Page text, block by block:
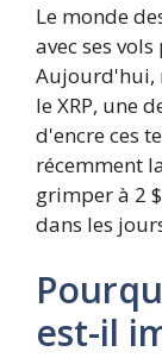
Le monde
avec ses
Aujourd'hui,
le XRP, une
d'encre ces
récemment
grimper à 2
dans les
est-il